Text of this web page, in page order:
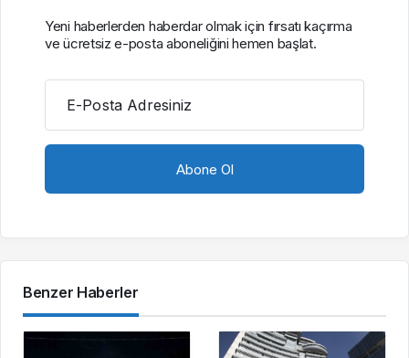
Yeni haberlerden haberdar olmak için fırsatı kaçırma
ve ücretsiz e-posta aboneliğini hemen başlat.
E-Posta Adresiniz
Benzer Haberler